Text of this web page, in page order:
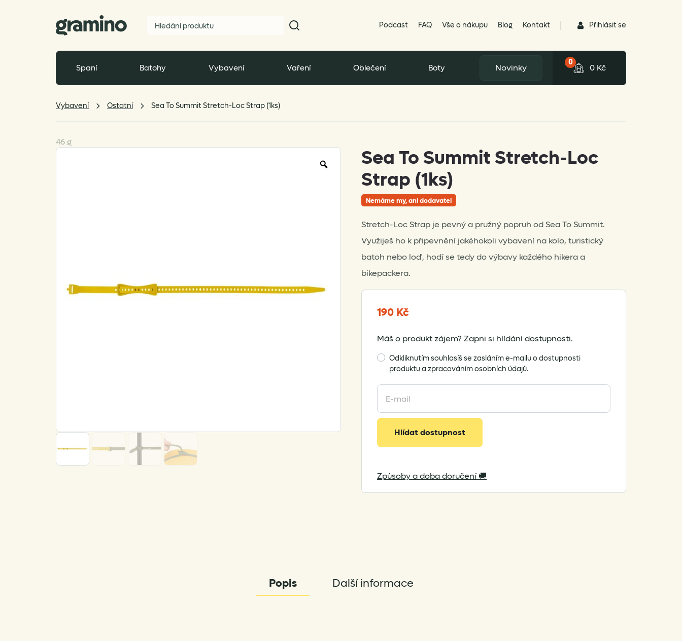
Podcast FAQ Vše o nákupu Blog Kontakt Přihlásit se
Spaní Batohy Vybavení Vaření Oblečení Boty Novinky
0
0 Kč
Vybavení Ostatní Sea To Summit Stretch-Loc Strap (1ks)
46 g
Sea To Summit Stretch-Loc
Strap (1ks)
190 Kč
Stretch-Loc Strap je pevný a pružný popruh od Sea To Summit.
Využiješ ho k připevnění jakéhokoli vybavení na kolo, turistický
batoh nebo loď, hodí se tedy do výbavy každého hikera a
bikepackera.
Nemáme my, ani dodavatel
Máš o produkt zájem? Zapni si hlídání dostupnosti.
Odkliknutím souhlasíš se zasláním e-mailu o dostupnosti
produktu a zpracováním osobních údajů.
Enter
your
email
join
waitlist
Hlídat dostupnost
Způsoby a doba doručení 🚚
Popis Další informace